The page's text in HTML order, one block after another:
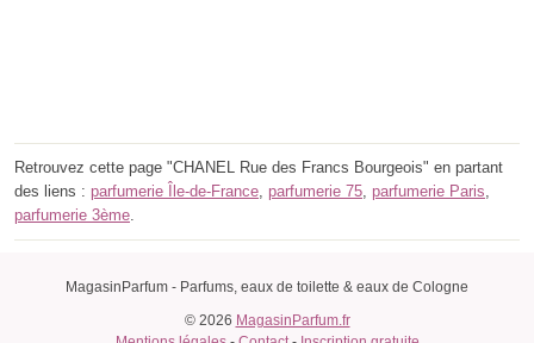
Retrouvez cette page "CHANEL Rue des Francs Bourgeois" en partant
des liens : parfumerie Île-de-France, parfumerie 75, parfumerie Paris,
parfumerie 3ème.
MagasinParfum - Parfums, eaux de toilette & eaux de Cologne
© 2026 MagasinParfum.fr